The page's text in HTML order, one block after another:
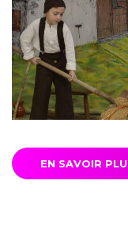
EN SAVOIR